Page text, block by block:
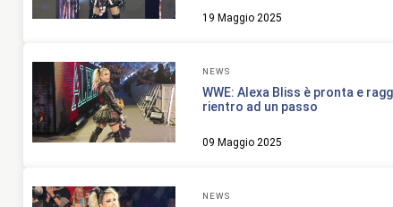
19 Maggio 2025
NEWS
WWE: Alexa Bliss è pronta e
rientro ad un passo
09 Maggio 2025
NEWS